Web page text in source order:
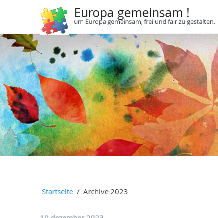
Europa gemeinsam !
um Europa gemeinsam, frei und fair zu gestalten.
Startseite Archive 2023